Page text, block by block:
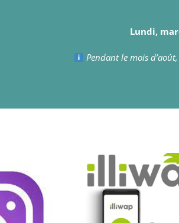
Lundi,
Pendant le mois